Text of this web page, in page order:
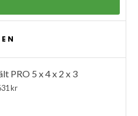
PRO 5 x 4 x 2 x 3
kr